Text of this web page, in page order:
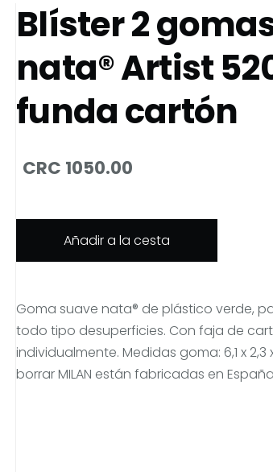
Blíster 2
nata® Artist
funda cartón
CRC 1050.00
Añadir a la cesta
Goma suave nata® de plástico verde,
todo tipo desuperficies. Con faja de
individualmente. Medidas goma: 6,1 x 2,3
borrar MILAN están fabricadas en España